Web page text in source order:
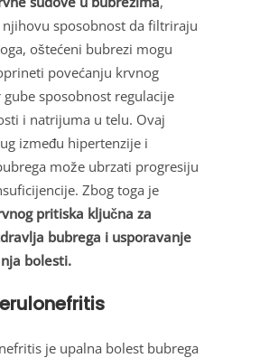
sposobnost da filtriraju
oštećeni bubrezi mogu
povećanju krvnog
sposobnost regulacije
i natrijuma u telu. Ovaj
između hipertenzije i
može ubrzati progresiju
Zbog toga je
pritiska ključna za
bubrega i usporavanje
bolesti.
je upalna bolest bubrega